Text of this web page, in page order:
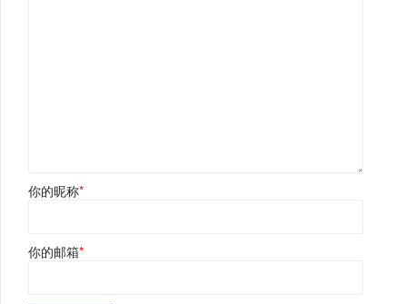
你的昵称*
你的邮箱*